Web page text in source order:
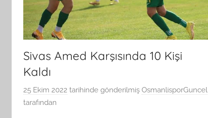
Sivas Amed Karşısında 10 Kişi
Kaldı
25 Ekim 2022 tarihinde gönderilmiş OsmanlisporGuncel
tarafından